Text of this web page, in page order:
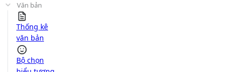
Văn bản
Thống kê
văn bản
Bộ chọn